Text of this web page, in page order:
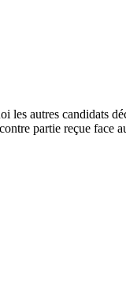
les autres candidats
partie reçue